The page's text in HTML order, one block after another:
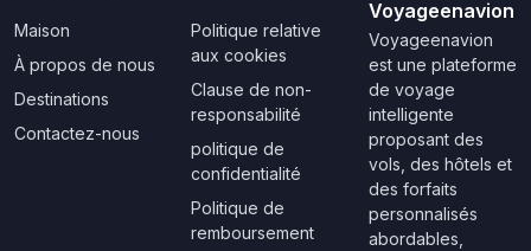
Maison
À propos de nous
Destinations
Contactez-nous
Politique relative
aux cookies
Clause de non-
responsabilité
politique de
confidentialité
Politique de
remboursement
Voyageenavion
Voyageenavion
est une plateforme
de voyage
intelligente
proposant des
vols, des hôtels et
des forfaits
personnalisés
abordables,